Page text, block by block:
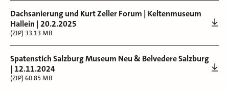
Dachsanierung und Kurt Zeller Forum | Keltenmuseum
Hallein | 20.2.2025
(ZIP) 33.13 MB
Spatenstich Salzburg Museum Neu & Belvedere Salzburg
| 12.11.2024
(ZIP) 60.85 MB